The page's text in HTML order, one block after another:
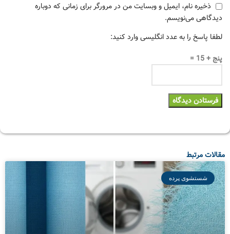
ذخیره نام، ایمیل و وبسایت من در مرورگر برای زمانی که دوباره
دیدگاهی می‌نویسم.
لطفا پاسخ را به عدد انگلیسی وارد کنید:
پنج + 15 =
مقالات مرتبط
شستشوی پرده